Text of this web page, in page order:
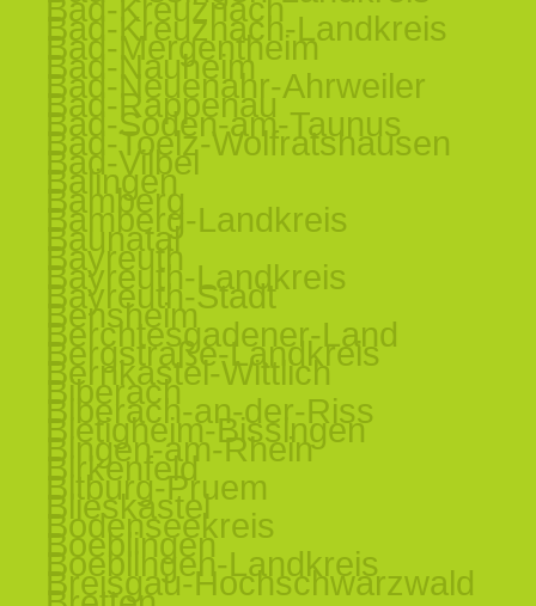
Bad-Kreuznach
Bad-Kreuznach-Landkreis
Bad-Mergentheim
Bad-Nauheim
Bad-Neuenahr-Ahrweiler
Bad-Rappenau
Bad-Soden-am-Taunus
Bad-Toelz-Wolfratshausen
Bad-Vilbel
Balingen
Bamberg
Bamberg-Landkreis
Baunatal
Bayreuth
Bayreuth-Landkreis
Bayreuth-Stadt
Bensheim
Berchtesgadener-Land
Bergstraße-Landkreis
Bernkastel-Wittlich
Biberach
Biberach-an-der-Riss
Bietigheim-Bissingen
Bingen-am-Rhein
Birkenfeld
Bitburg-Pruem
Blieskastel
Bodenseekreis
Boeblingen
Boeblingen-Landkreis
Breisgau-Hochschwarzwald